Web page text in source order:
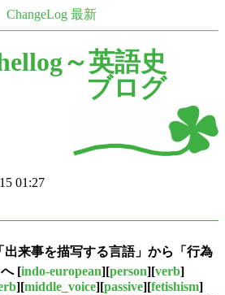
ChangeLog 最新
～英語史
ブログ
01:27
出来事を描写する言語」から「行為
[indo-european][person][verb]
][middle_voice][passive][fetishism]